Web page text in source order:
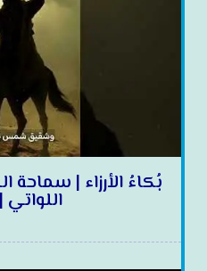
بُكاءُ الأرزاء |
اللواتي | ٢٠٢٦م